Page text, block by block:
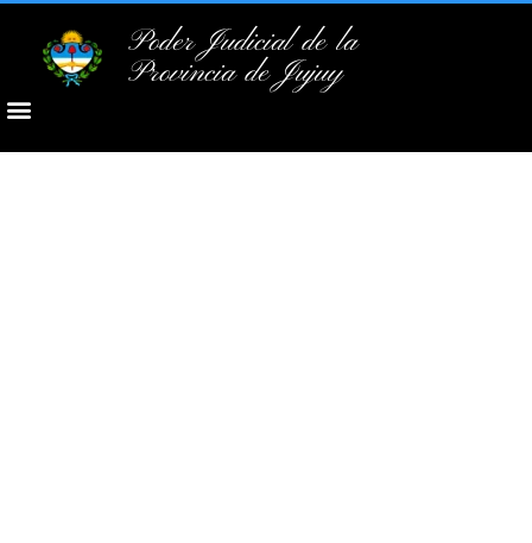
Poder Judicial de la
Provincia de Jujuy